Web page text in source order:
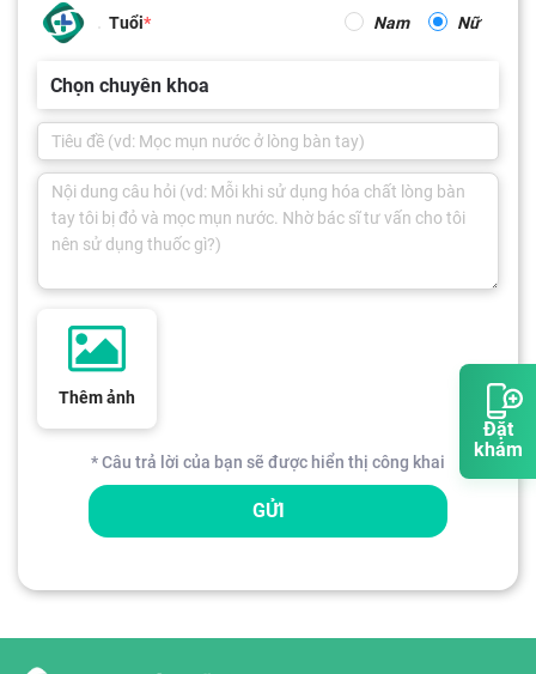
Đặt
khám
Tuổi Nam Nữ
Chọn chuyên khoa
Thêm ảnh
* Câu trả lời của bạn sẽ được hiển thị công khai
GỬI